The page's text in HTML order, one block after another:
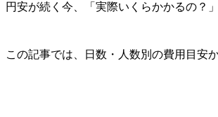
円安が続く今、「実際いくらかかるの？
この記事では、日数・人数別の費用目安